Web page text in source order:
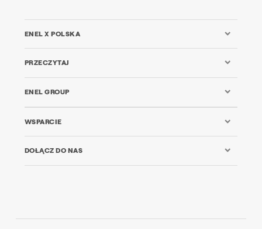
ENEL X POLSKA
PRZECZYTAJ
ENEL GROUP
WSPARCIE
DOŁĄCZ DO NAS